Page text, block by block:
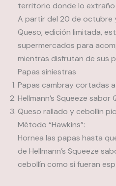
territorio donde lo extraño
A partir del 20 de octubre
Queso, edición limitada,
supermercados para
mientras disfrutan de sus
Papas siniestras
Papas cambray cortadas
Hellmann’s Squeeze sabor
Queso rallado y cebollín
Método “Hawkins”:
Hornea las papas hasta
de Hellmann’s Squeeze
cebollín como si fueran